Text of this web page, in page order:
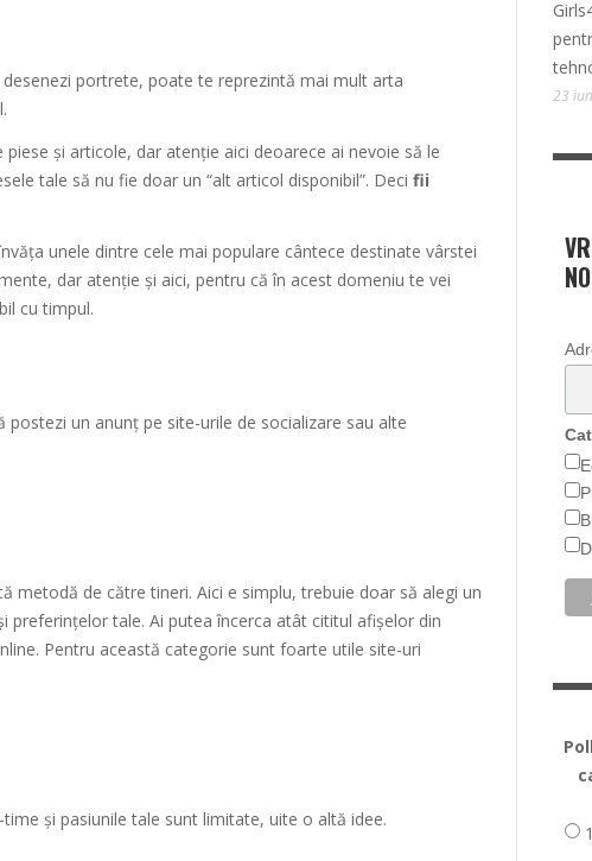
portrete, poate te reprezintă mai mult arta
și articole, dar atenție aici deoarece ai nevoie să le
tale să nu fie doar un “alt articol disponibil”. Deci fii
unele dintre cele mai populare cântece destinate vârstei
dar atenție și aici, pentru că în acest domeniu te vei
cu timpul.
postezi un anunț pe site-urile de socializare sau alte
metodă de către tineri. Aici e simplu, trebuie doar să alegi un
preferințelor tale. Ai putea încerca atât cititul afișelor din
Pentru această categorie sunt foarte utile site-uri
și pasiunile tale sunt limitate, uite o altă idee.
23
1